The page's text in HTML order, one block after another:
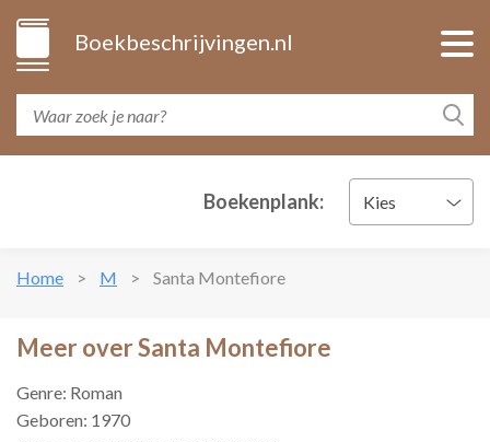
Boekbeschrijvingen.nl
Boekenplank: Kies
Home M Santa Montefiore
Meer over Santa Montefiore
Genre: Roman
Geboren: 1970